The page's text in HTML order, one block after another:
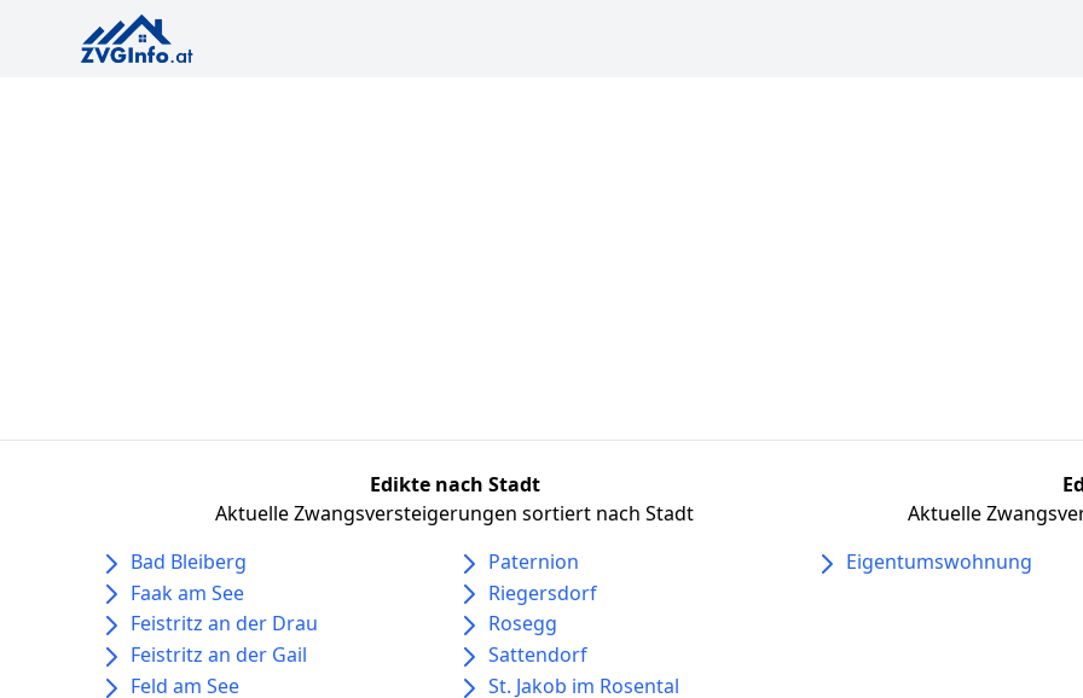
Edikte nach Stadt
Aktuelle Zwangsversteigerungen sortiert nach Stadt
Bad Bleiberg
Faak am See
Feistritz an der Drau
Feistritz an der Gail
Feld am See
Paternion
Riegersdorf
Rosegg
Sattendorf
St. Jakob im Rosental
Aktuelle
Eigentumswohnung